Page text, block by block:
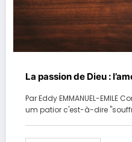
La passion de Dieu :
Par Eddy EMMANUEL-
um patior c'est-à-dire